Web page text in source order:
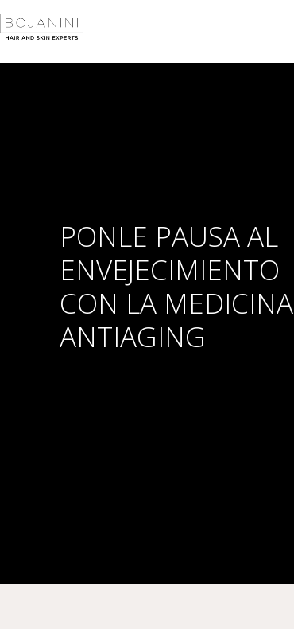
PONLE PAUSA AL
ENVEJECIMIENTO
CON LA MEDICINA
ANTIAGING